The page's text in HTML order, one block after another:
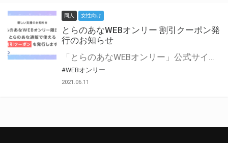
同人 女性向け
とらのあなWEBオンリー 割引クーポン発
行のお知らせ
「とらのあなWEBオンリー」公式サイトでとらのあな通販の「割引クーポン」を配布中！ イベントごとに開催当日限定で使える割引クーポンのシリアルコードを発行します。 とらのあなWEBオンリーのページをチェックして、イベント当日にお得にお買い物を楽しみましょう♪ ※本キャンペーンは予告なく終了する場合がございます。 とらのあなWEBオンリーサイトはこちら
#WEBオンリー
2021.06.11